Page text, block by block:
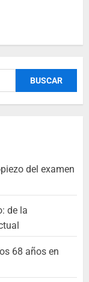
del examen
de la
68 años en